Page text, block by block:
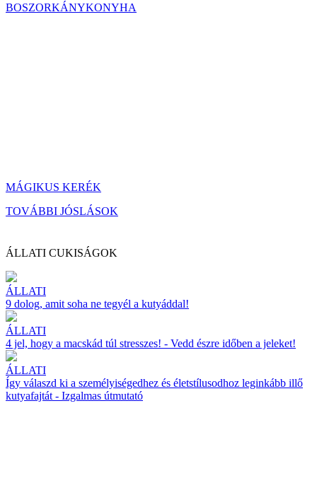
BOSZORKÁNYKONYHA
MÁGIKUS KERÉK
TOVÁBBI JÓSLÁSOK
ÁLLATI CUKISÁGOK
ÁLLATI
9 dolog, amit soha ne tegyél a kutyáddal!
ÁLLATI
4 jel, hogy a macskád túl stresszes! - Vedd észre időben a jeleket!
ÁLLATI
Így válaszd ki a személyiségedhez és életstílusodhoz leginkább illő
kutyafajtát - Izgalmas útmutató